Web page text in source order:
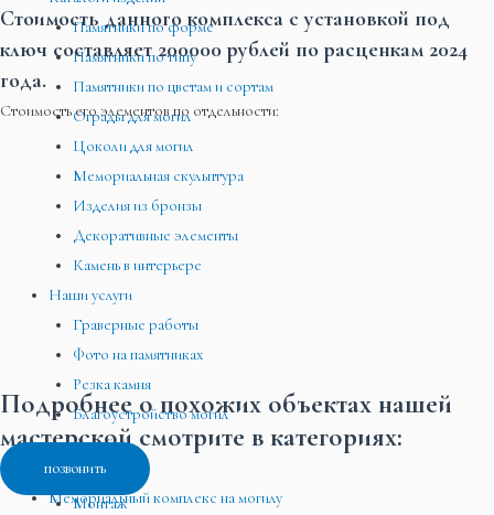
Памятники по форме
Памятники по типу
Памятники по цветам и сортам
Ограды для могил
Цоколи для могил
Мемориальная скульптура
Изделия из бронзы
Декоративные элементы
Камень в интерьере
Наши услуги
Граверные работы
Фото на памятниках
Резка камня
Благоустройство могил
Дизайн
Чертежи
Монтаж
Стоимость данного комплекса с установкой под
ключ составляет 200000 рублей по расценкам 2024
года.
Стоимость его элементов по отдельности:
Подробнее о похожих объектах нашей
мастерской смотрите в категориях:
позвонить
Мемориальный комплекс на могилу